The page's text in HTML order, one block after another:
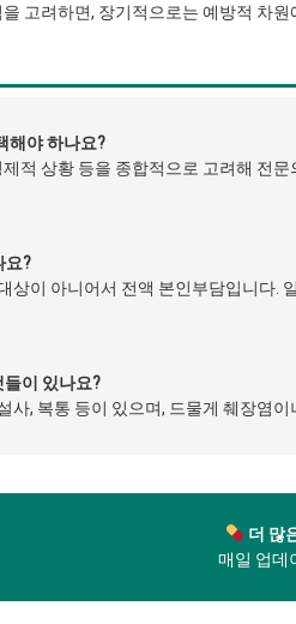
고려하면, 장기적으로는 예방적 차
해야 하나요?
적 상황 등을 종합적으로 고려해 전
요?
상이 아니어서 전액 본인부담입니다
들이 있나요?
사, 복통 등이 있으며, 드물게 췌장염
더 많
매일 업데